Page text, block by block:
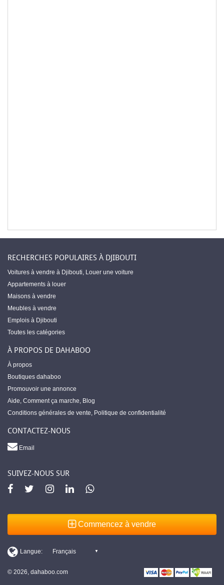
RECHERCHES POPULAIRES À DJIBOUTI
Voitures à vendre à Djibouti, Louer une voiture
Appartements à louer
Maisons à vendre
Meubles à vendre
Emplois à Djibouti
Toutes les catégories
À PROPOS DE DAHABOO
À propos
Boutiques dahaboo
Promouvoir une annonce
Aide, Comment ça marche, Blog
Conditions générales de vente, Politique de confidentialité
CONTACTEZ-NOUS
Email
SUIVEZ-NOUS SUR
Commencez à vendre
© 2026, dahaboo.com